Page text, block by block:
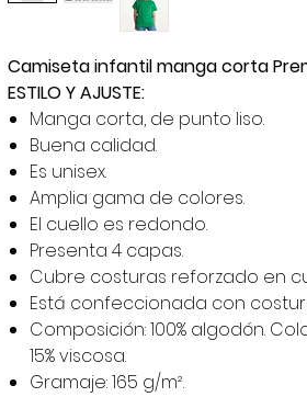
Camiseta infantil manga corta
ESTILO Y AJUSTE:
Manga corta, de punto liso.
Buena calidad.
Es unisex.
Amplia gama de colores.
El cuello es redondo.
Presenta 4 capas.
Cubre costuras reforzado en
Está confeccionada con
Composición: 100% algodón.
15% viscosa.
Gramaje: 165 g/m².